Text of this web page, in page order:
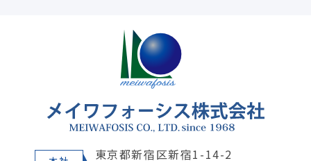
東京都新宿区新宿1-14-2